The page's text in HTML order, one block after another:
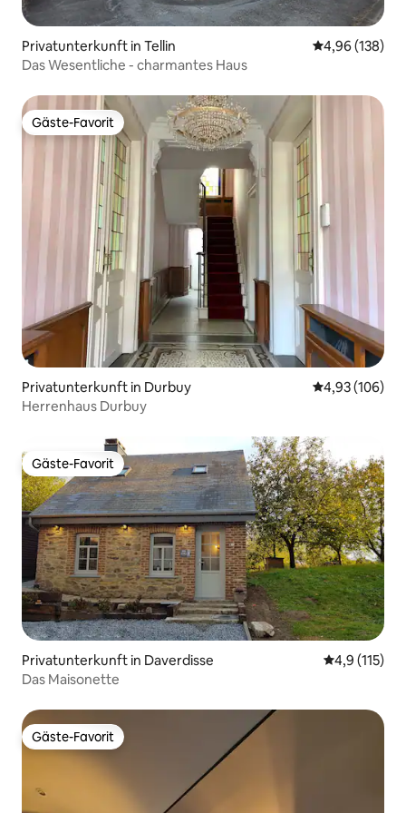
Privatunterkunft in Tellin
4,96 (138)
Das Wesentliche - charmantes Haus
Gäste-Favorit
Gäste-Favorit
Privatunterkunft in Durbuy
4,93 (106)
Herrenhaus Durbuy
Gäste-Favorit
Gäste-Favorit
Privatunterkunft in Daverdisse
4,9 (115)
Das Maisonette
Gäste-Favorit
Gäste-Favorit